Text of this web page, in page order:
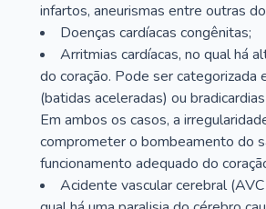
infartos, aneurismas entre outras
Doenças cardíacas congênitas;
Arritmias cardíacas, no qual há
do coração. Pode ser categorizada
(batidas aceleradas) ou
Em ambos os casos, a
comprometer o bombeamento do
funcionamento adequado do
Acidente vascular cerebral